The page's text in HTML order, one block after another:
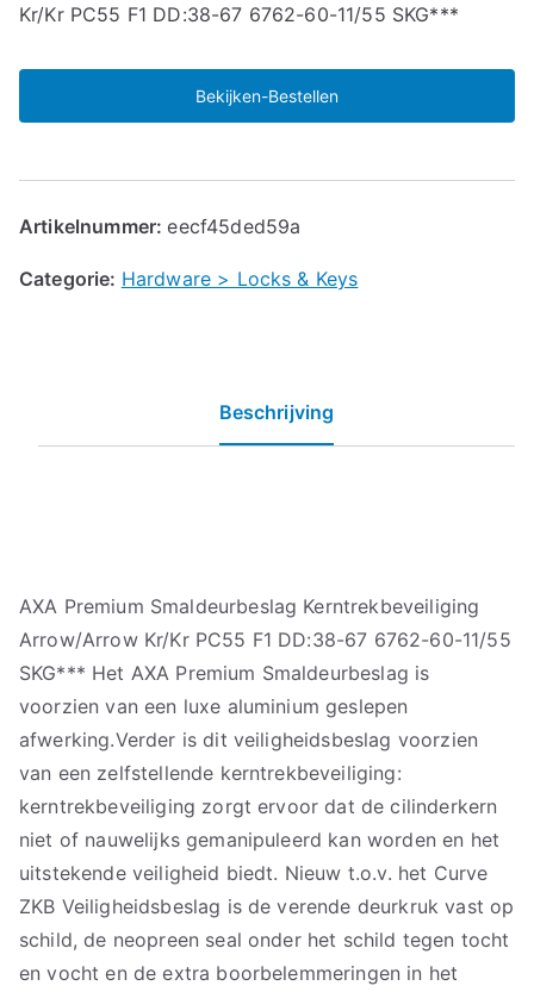
Kr/Kr PC55 F1 DD:38-67 6762-60-11/55 SKG***
Bekijken-Bestellen
Artikelnummer:eecf45ded59a
Categorie: Hardware > Locks & Keys
Beschrijving
AXA Premium Smaldeurbeslag Kerntrekbeveiliging
Arrow/Arrow Kr/Kr PC55 F1 DD:38-67 6762-60-11/55
SKG*** Het AXA Premium Smaldeurbeslag is
voorzien van een luxe aluminium geslepen
afwerking.Verder is dit veiligheidsbeslag voorzien
van een zelfstellende kerntrekbeveiliging:
kerntrekbeveiliging zorgt ervoor dat de cilinderkern
niet of nauwelijks gemanipuleerd kan worden en het
uitstekende veiligheid biedt. Nieuw t.o.v. het Curve
ZKB Veiligheidsbeslag is de verende deurkruk vast op
schild, de neopreen seal onder het schild tegen tocht
en vocht en de extra boorbelemmeringen in het